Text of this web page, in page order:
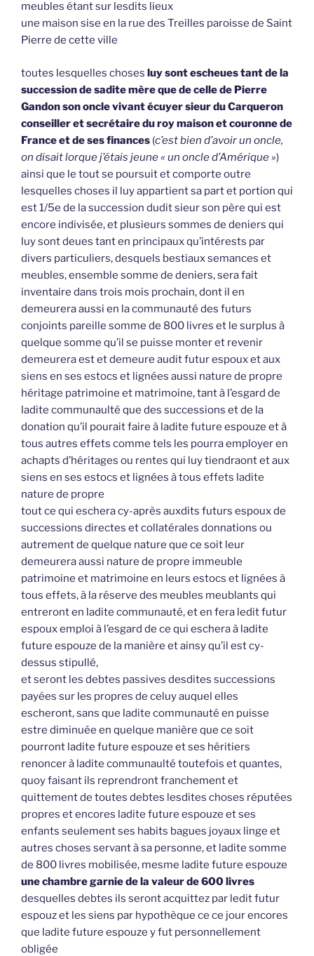
meubles étant sur lesdits lieux
une maison sise en la rue des Treilles paroisse de Saint
Pierre de cette ville
toutes lesquelles choses luy sont escheues tant de la
succession de sadite mère que de celle de Pierre
Gandon son oncle vivant écuyer sieur du Carqueron
conseiller et secrétaire du roy maison et couronne de
France et de ses finances (c’est bien d’avoir un oncle,
on disait lorque j’étais jeune « un oncle d’Amérique »)
ainsi que le tout se poursuit et comporte outre
lesquelles choses il luy appartient sa part et portion qui
est 1/5e de la succession dudit sieur son père qui est
encore indivisée, et plusieurs sommes de deniers qui
luy sont deues tant en principaux qu’intérests par
divers particuliers, desquels bestiaux semances et
meubles, ensemble somme de deniers, sera fait
inventaire dans trois mois prochain, dont il en
demeurera aussi en la communauté des futurs
conjoints pareille somme de 800 livres et le surplus à
quelque somme qu’il se puisse monter et revenir
demeurera est et demeure audit futur espoux et aux
siens en ses estocs et lignées aussi nature de propre
héritage patrimoine et matrimoine, tant à l’esgard de
ladite communaulté que des successions et de la
donation qu’il pourait faire à ladite future espouze et à
tous autres effets comme tels les pourra employer en
achapts d’héritages ou rentes qui luy tiendraont et aux
siens en ses estocs et lignées à tous effets ladite
nature de propre
tout ce qui eschera cy-après auxdits futurs espoux de
successions directes et collatérales donnations ou
autrement de quelque nature que ce soit leur
demeurera aussi nature de propre immeuble
patrimoine et matrimoine en leurs estocs et lignées à
tous effets, à la réserve des meubles meublants qui
entreront en ladite communauté, et en fera ledit futur
espoux emploi à l’esgard de ce qui eschera à ladite
future espouze de la manière et ainsy qu’il est cy-
dessus stipullé,
et seront les debtes passives desdites successions
payées sur les propres de celuy auquel elles
escheront, sans que ladite communauté en puisse
estre diminuée en quelque manière que ce soit
pourront ladite future espouze et ses héritiers
renoncer à ladite communaulté toutefois et quantes,
quoy faisant ils reprendront franchement et
quittement de toutes debtes lesdites choses réputées
propres et encores ladite future espouze et ses
enfants seulement ses habits bagues joyaux linge et
autres choses servant à sa personne, et ladite somme
de 800 livres mobilisée, mesme ladite future espouze
une chambre garnie de la valeur de 600 livres
desquelles debtes ils seront acquittez par ledit futur
espouz et les siens par hypothèque ce ce jour encores
que ladite future espouze y fut personnellement
obligée